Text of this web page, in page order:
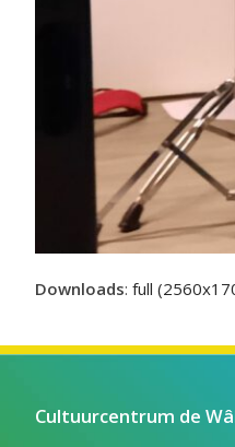
Downloads: full
Cultuurcentrum de